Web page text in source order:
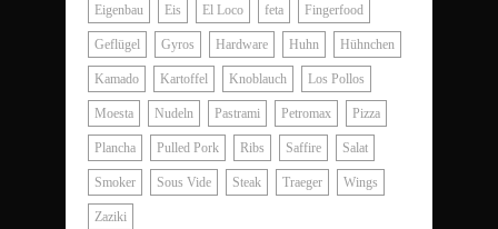
Eigenbau Eis El Loco feta Fingerfood
Geflügel Gyros Hardware Huhn Hühnchen
Kamado Kartoffel Knoblauch Los Pollos
Moesta Nudeln Pastrami Petromax Pizza
Plancha Pulled Pork Ribs Saffire Salat
Smoker Sous Vide Steak Traeger Wings
Zaziki